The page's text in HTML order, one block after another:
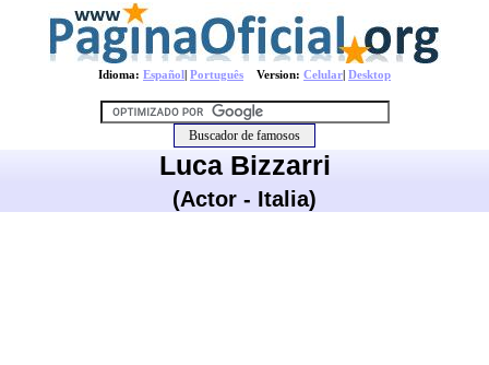
Idioma: Español| Português Version: Celular| Desktop
Luca Bizzarri
(Actor - Italia)